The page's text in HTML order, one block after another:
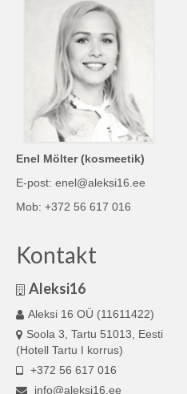
Enel Mölter (kosmeetik)
E-post: enel@aleksi16.ee
Mob: +372 56 617 016
Kontakt
Aleksi16
Aleksi 16 OÜ (11611422)
Soola 3, Tartu 51013, Eesti
(Hotell Tartu I korrus)
+372 56 617 016
info@aleksi16.ee